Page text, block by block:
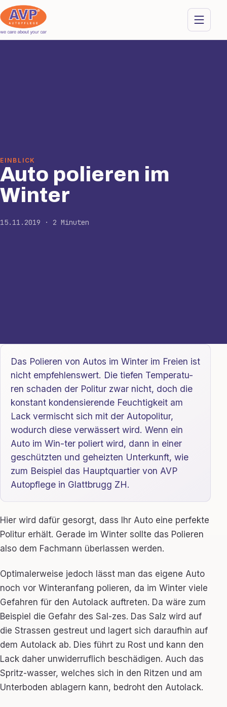
EINBLICK
Auto polieren im
Winter
15.11.2019 · 2 Minuten
Das Polieren von Autos im Winter im Freien ist
nicht empfehlenswert. Die tiefen Temperatu-
ren schaden der Politur zwar nicht, doch die
konstant kondensierende Feuchtigkeit am
Lack vermischt sich mit der Autopolitur,
wodurch diese verwässert wird. Wenn ein
Auto im Win-ter poliert wird, dann in einer
geschützten und geheizten Unterkunft, wie
zum Beispiel das Hauptquartier von AVP
Autopflege in Glattbrugg ZH.
Hier wird dafür gesorgt, dass Ihr Auto eine perfekte
Politur erhält. Gerade im Winter sollte das Polieren
also dem Fachmann überlassen werden.
Optimalerweise jedoch lässt man das eigene Auto
noch vor Winteranfang polieren, da im Winter viele
Gefahren für den Autolack auftreten. Da wäre zum
Beispiel die Gefahr des Sal-zes. Das Salz wird auf
die Strassen gestreut und lagert sich daraufhin auf
dem Autolack ab. Dies führt zu Rost und kann den
Lack daher unwiderruflich beschädigen. Auch das
Spritz-wasser, welches sich in den Ritzen und am
Unterboden ablagern kann, bedroht den Autolack.